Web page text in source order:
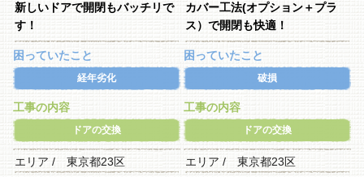
新しいドアで開閉もバッチリで
す！
困っていたこと
経年劣化
工事の内容
ドアの交換
エリア / 東京都23区
カバー工法(オプション＋プラ
ス）で開閉も快適！
困っていたこと
破損
工事の内容
ドアの交換
エリア / 東京都23区